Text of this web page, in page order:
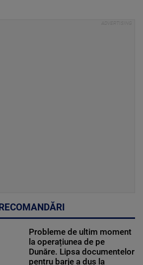
RECOMANDĂRI
Probleme de ultim moment
la operațiunea de pe
Dunăre. Lipsa documentelor
pentru barje a dus la